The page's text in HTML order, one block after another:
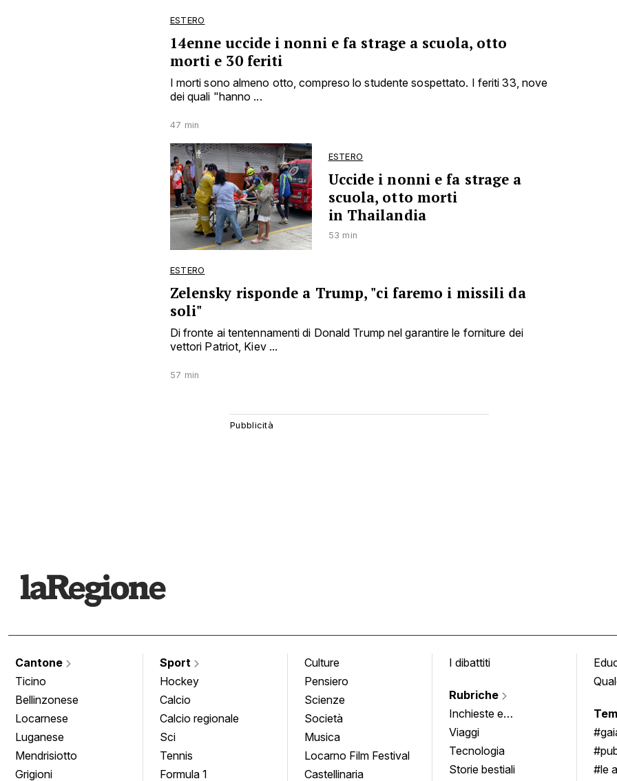
ESTERO
14enne uccide i nonni e fa strage a scuola, otto
morti e 30 feriti
I morti sono almeno otto, compreso lo studente sospettato. I feriti 33, nove
dei quali "hanno ...
47 min
ESTERO
Uccide i nonni e fa strage a
scuola, otto morti
in Thailandia
53 min
ESTERO
Zelensky risponde a Trump, "ci faremo i missili da
soli"
Di fronte ai tentennamenti di Donald Trump nel garantire le forniture dei
vettori Patriot, Kiev ...
57 min
Cantone
Ticino
Bellinzonese
Locarnese
Luganese
Mendrisiotto
Grigioni
Sport
Hockey
Calcio
Calcio regionale
Sci
Tennis
Formula 1
Culture
Pensiero
Scienze
Società
Musica
Locarno Film Festival
Castellinaria
I dibattiti
Rubriche
Inchieste e
approfondimenti
Viaggi
Tecnologia
Storie bestiali
#le